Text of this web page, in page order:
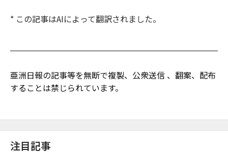
* この記事はAIによって翻訳されました。
亜洲日報の記事等を無断で複製、公衆送信 、翻案、配布
することは禁じられています。
注目記事